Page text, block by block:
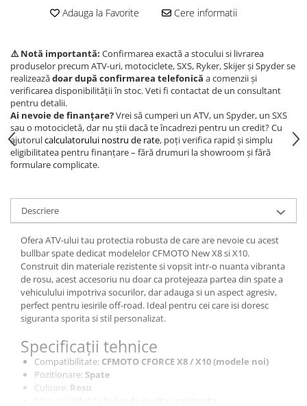
Adauga la Favorite Cere informatii
⚠️ Notă importantă: Confirmarea exactă a stocului si livrarea
produselor precum ATV-uri, motociclete, SXS, Ryker, Skijer și Spyder se
realizeazădoar după confirmarea telefonică a comenzii și
verificarea disponibilității în stoc. Veti fi contactat de un consultant
pentru detalii.
Ai nevoie de finanțare?Vrei să cumperi un ATV, un Spyder, un SXS
sau o motocicletă, dar nu știi dacă te încadrezi pentru un credit? Cu
ajutorulcalculatorului nostru de rate, poți verifica rapid și simplu
eligibilitatea pentru finanțare – fără drumuri la showroom și fără
formulare complicate.
Descriere
Ofera ATV-ului tau protectia robusta de care are nevoie cu acest
bullbar spate dedicat modelelor CFMOTO New X8 si X10.
Construit din materiale rezistente si vopsit intr-o nuanta vibranta
de rosu, acest accesoriu nu doar ca protejeaza partea din spate a
vehiculului impotriva socurilor, dar adauga si un aspect agresiv,
perfect pentru iesirile off-road. Ideal pentru cei care isi doresc
siguranta sporita si stil personalizat.
Specificații tehnice
Compatibilitate: CFMOTO CFORCE X8 / X10 (modele noi)
Pozitionare: Spate
Culoare: Rosu